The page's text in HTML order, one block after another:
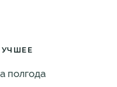
полгода